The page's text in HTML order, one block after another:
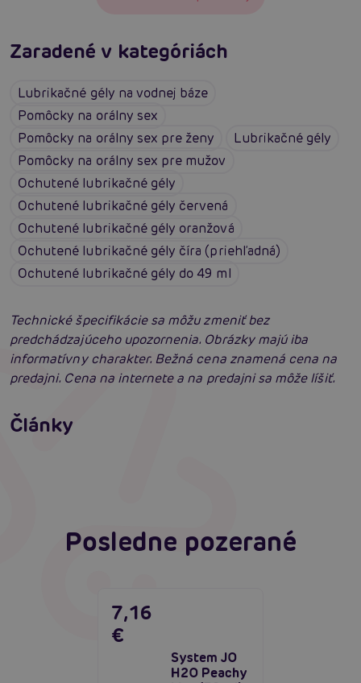
Zaradené v kategóriách
Lubrikačné gély na vodnej báze
Pomôcky na orálny sex
Pomôcky na orálny sex pre ženy
Lubrikačné gély
Pomôcky na orálny sex pre mužov
Ochutené lubrikačné gély
Ochutené lubrikačné gély červená
Ochutené lubrikačné gély oranžová
Ochutené lubrikačné gély číra (priehľadná)
Ochutené lubrikačné gély do 49 ml
Technické špecifikácie sa môžu zmeniť bez
predchádzajúceho upozornenia. Obrázky majú iba
informatívny charakter. Bežná cena znamená cena na
predajni. Cena na internete a na predajni sa môže líšiť.
Články
Ako na zlepšenie a podporu erekcie
Čítať viacej
Erotická inteligencia: Príručka Sexiómov
Posledne pozerané
System JO
H2O Peachy
7,16
€